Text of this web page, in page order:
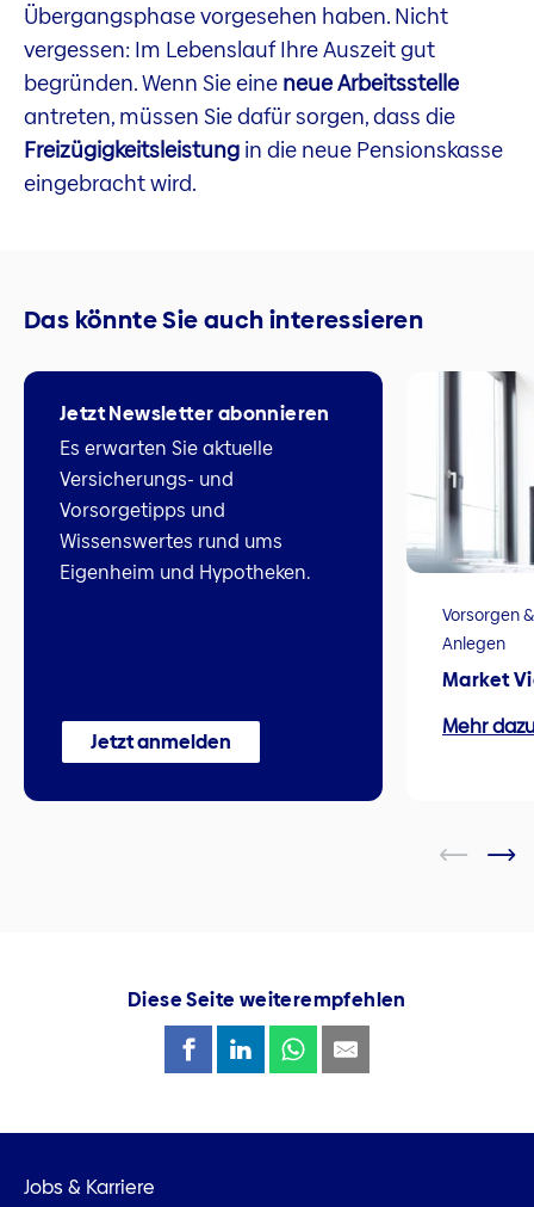
Übergangsphase vorgesehen haben. Nicht
vergessen: Im Lebenslauf Ihre Auszeit gut
begründen. Wenn Sie eine neue Arbeitsstelle
antreten, müssen Sie dafür sorgen, dass die
Freizügigkeitsleistung in die neue Pensionskasse
eingebracht wird.
Das könnte Sie auch interessieren
Jetzt Newsletter abonnieren
Es erwarten Sie aktuelle
Versicherungs- und
Vorsorgetipps und
Wissenswertes rund ums
Eigenheim und Hypotheken.
Jetzt anmelden
Vorsorgen &
Anlegen
Market
Mehr
Diese Seite weiterempfehlen
Jobs & Karriere